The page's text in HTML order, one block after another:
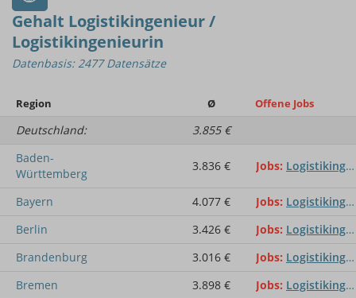
Gehalt Logistikingenieur /
Logistikingenieurin
Datenbasis: 2477 Datensätze
Region Ø Offene Jobs
Deutschland:
3.855 €
Baden-
Württemberg
3.836 € Jobs Logistikingenieur / Logistikingenieurin
Bayern 4.077 € Jobs Logistikingenieur / Logistikingenieurin
Berlin
3.426 € Jobs Logistikingenieur / Logistikingenieurin
Brandenburg
3.016 € Jobs Logistikingenieur / Logistikingenieurin
Bremen
3.898 € Jobs Logistikingenieur / Logistikingenieurin